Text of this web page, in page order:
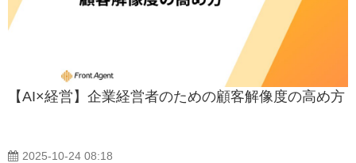
【AI×経営】企業経営者のための顧客解像度の高め方
2025-10-24 08:18